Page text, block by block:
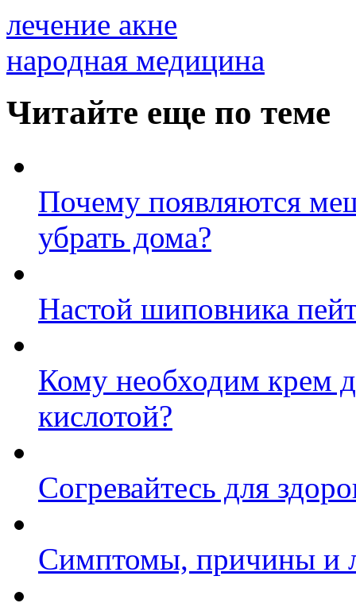
лечение акне
народная медицина
Читайте еще по теме
Почему появляются
убрать дома?
Настой шиповника
Кому необходим крем
кислотой?
Согревайтесь для
Симптомы, причины и